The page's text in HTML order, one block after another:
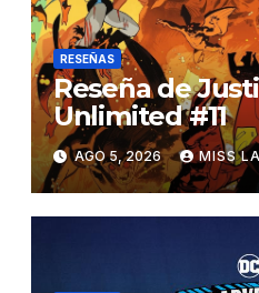
RESEÑAS
Reseña de
Unlimited #11
AGO 5, 2026 MISS